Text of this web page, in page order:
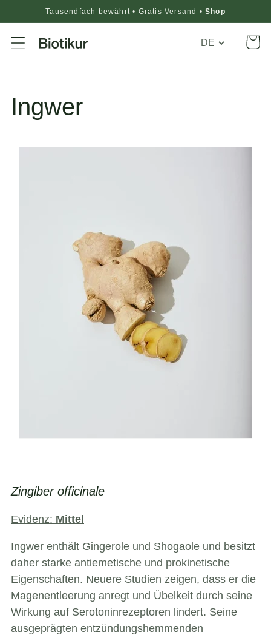
Tausendfach bewährt • Gratis Versand • Shop
Translation
Ingwer
Zingiber officinale
Evidenz: Mittel
Ingwer enthält Gingerole und Shogaole und besitzt
daher starke antiemetische und prokinetische
Eigenschaften. Neuere Studien zeigen, dass er die
Magenentleerung anregt und Übelkeit durch seine
Wirkung auf Serotoninrezeptoren lindert. Seine
ausgeprägten entzündungshemmenden